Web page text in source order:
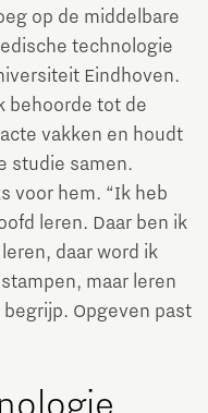
op de middelbare
technologie
Eindhoven.
behoorde tot de
vakken en houdt
studie samen.
voor hem. “Ik heb
leren. Daar ben ik
daar word ik
maar leren
Opgeven past